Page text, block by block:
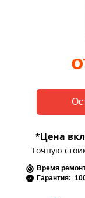
*Цена
Точную
Время
Гарантия: